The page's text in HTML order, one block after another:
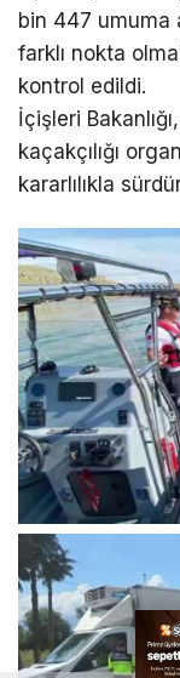
bin 447 umuma
farklı nokta
kontrol edildi.
İçişleri
kaçakçılığı
kararlılıkla